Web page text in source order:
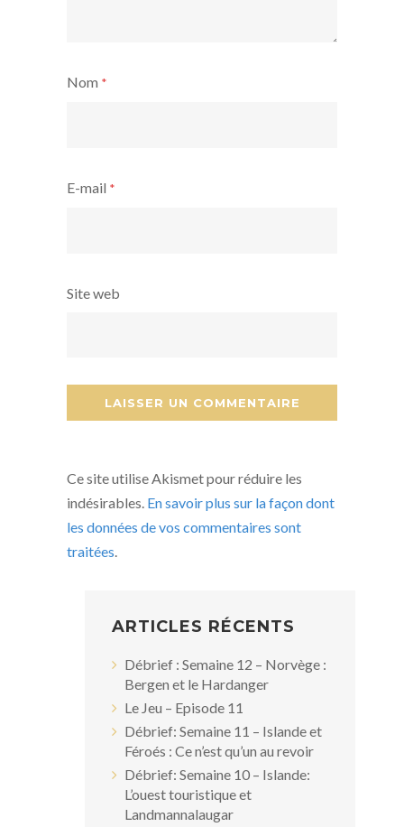
Nom *
E-mail *
Site web
Ce site utilise Akismet pour réduire les
indésirables. En savoir plus sur la façon dont
les données de vos commentaires sont
traitées.
ARTICLES RÉCENTS
Débrief : Semaine 12 – Norvège :
Bergen et le Hardanger
Le Jeu – Episode 11
Débrief: Semaine 11 – Islande et
Féroés : Ce n’est qu’un au revoir
Débrief: Semaine 10 – Islande:
L’ouest touristique et
Landmannalaugar